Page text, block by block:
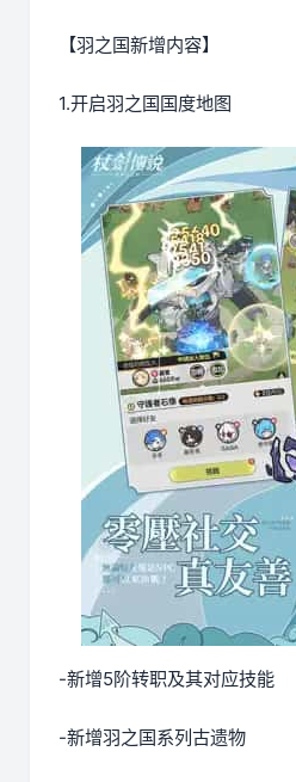
【羽之国新增内容】
1.开启羽之国国度地图
-新增5阶转职及其对应技能
-新增羽之国系列古遗物